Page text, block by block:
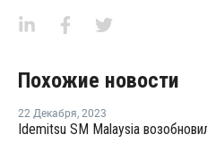
Похожие новости
22 Декабря, 2023
Idemitsu SM Malaysia